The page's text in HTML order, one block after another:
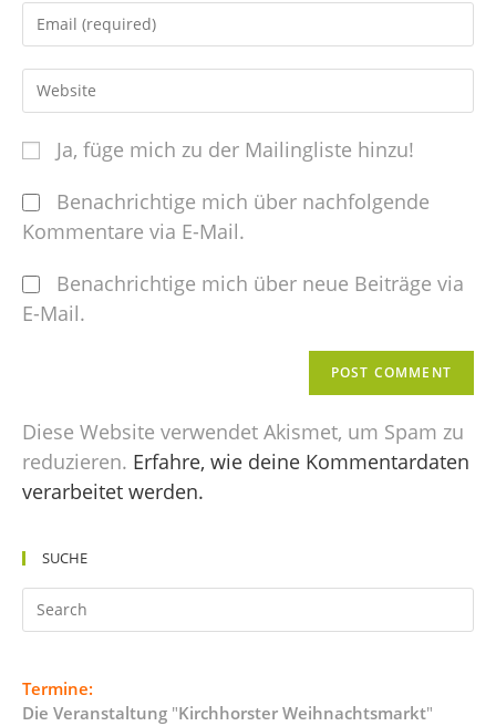
Ja, füge mich zu der Mailingliste hinzu!
Benachrichtige mich über nachfolgende
Kommentare via E-Mail.
Benachrichtige mich über neue Beiträge via
E-Mail.
Diese Website verwendet Akismet, um Spam zu
reduzieren. Erfahre, wie deine Kommentardaten
verarbeitet werden.
SUCHE
Termine:
Die Veranstaltung "Kirchhorster Weihnachtsmarkt"